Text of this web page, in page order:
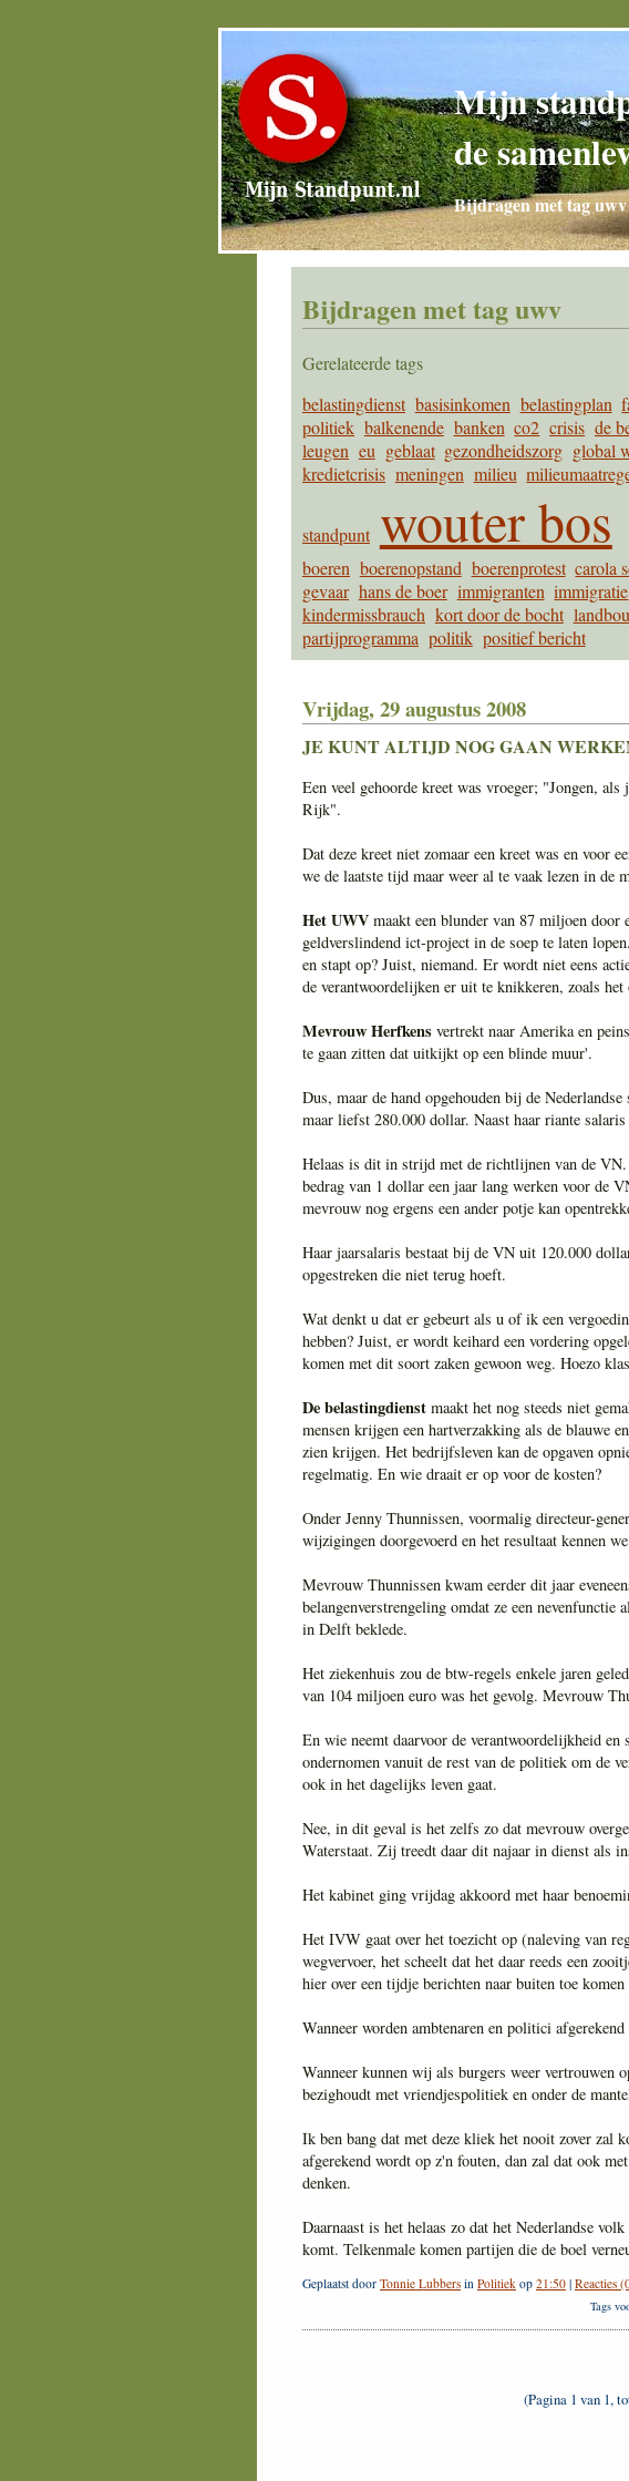
Mijn
de
Bijdragen met tag uwv
Bijdragen met tag uwv
Gerelateerde tags
belastingdienst basisinkomen belastingplan
politiek balkenende banken co2 crisis de
leugen eu geblaat gezondheidszorg global
kredietcrisis meningen milieu
standpunt wouter bos
boeren boerenopstand boerenprotest carola
gevaar hans de boer immigranten immigratie
kindermissbrauch kort door de bocht
partijprogramma politik positief bericht
Vrijdag, 29 augustus 2008
JE KUNT ALTIJD NOG GAAN
Een veel gehoorde kreet was vroeger; "Jongen,
Rijk".
Dat deze kreet niet zomaar een kreet was en voor
we de laatste tijd maar weer al te vaak lezen in de
Het UWV maakt een blunder van 87 miljoen door
geldverslindend ict-project in de soep te laten
en stapt op? Juist, niemand. Er wordt niet eens
de verantwoordelijken er uit te knikkeren, zoals
Mevrouw Herfkens vertrekt naar Amerika en
te gaan zitten dat uitkijkt op een blinde muur'.
Dus, maar de hand opgehouden bij de
maar liefst 280.000 dollar. Naast haar riante salaris
Helaas is dit in strijd met de richtlijnen van de
bedrag van 1 dollar een jaar lang werken voor de
mevrouw nog ergens een ander potje kan
Haar jaarsalaris bestaat bij de VN uit 120.000
opgestreken die niet terug hoeft.
Wat denkt u dat er gebeurt als u of ik een
hebben? Juist, er wordt keihard een vordering
komen met dit soort zaken gewoon weg. Hoezo
De belastingdienst maakt het nog steeds niet
mensen krijgen een hartverzakking als de blauwe
zien krijgen. Het bedrijfsleven kan de opgaven
regelmatig. En wie draait er op voor de kosten?
Onder Jenny Thunnissen, voormalig directeur-
wijzigingen doorgevoerd en het resultaat kennen
Mevrouw Thunnissen kwam eerder dit jaar
belangenverstrengeling omdat ze een
in Delft beklede.
Het ziekenhuis zou de btw-regels enkele jaren
van 104 miljoen euro was het gevolg. Mevrouw
En wie neemt daarvoor de verantwoordelijkheid
ondernomen vanuit de rest van de politiek om de
ook in het dagelijks leven gaat.
Nee, in dit geval is het zelfs zo dat mevrouw
Waterstaat. Zij treedt daar dit najaar in dienst als
Het kabinet ging vrijdag akkoord met haar
Het IVW gaat over het toezicht op (naleving van
wegvervoer, het scheelt dat het daar reeds een
hier over een tijdje berichten naar buiten toe
Wanneer worden ambtenaren en politici
Wanneer kunnen wij als burgers weer vertrouwen
bezighoudt met vriendjespolitiek en onder de
Ik ben bang dat met deze kliek het nooit zover zal
afgerekend wordt op z'n fouten, dan zal dat ook
denken.
Daarnaast is het helaas zo dat het Nederlandse
komt. Telkenmale komen partijen die de boel
Geplaatst door Tonnie Lubbers in Politiek op 21:50 | Reacties
Tags
(Pagina 1 van 1,